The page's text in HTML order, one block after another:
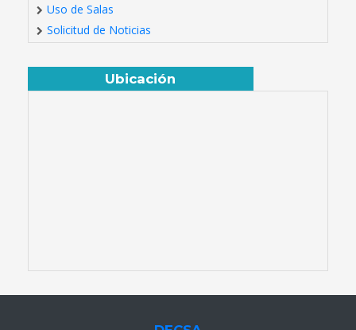
Uso de Salas
Solicitud de Noticias
Ubicación